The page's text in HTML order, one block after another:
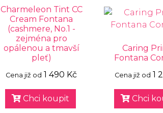
Charmeleon Tint CC
Cream Fontana
(cashmere, No.1 -
zejména pro
opálenou a tmavší
pleť)
Cena již od 1 490 Kč
Chci koupit
Caring
Fontana
Cena již od 1
Chci